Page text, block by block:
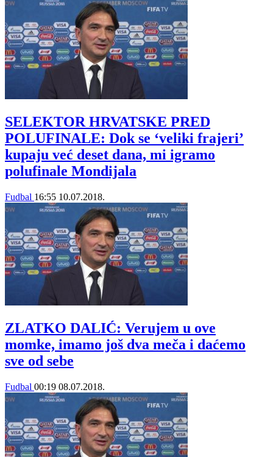
SELEKTOR HRVATSKE PRED
POLUFINALE: Dok se ‘veliki frajeri’
kupaju već deset dana, mi igramo
polufinale Mondijala
Fudbal 16:55 10.07.2018.
ZLATKO DALIĆ: Verujem u ove
momke, imamo još dva meča i daćemo
sve od sebe
Fudbal 00:19 08.07.2018.